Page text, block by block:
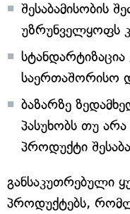
შესაბამისობის
უზრუნველყოფს
საერთაშორისო
ბაზარზე
პასუხობს თუ
პროდუქტი
განსაკუთრებული
პროდუქტებს,